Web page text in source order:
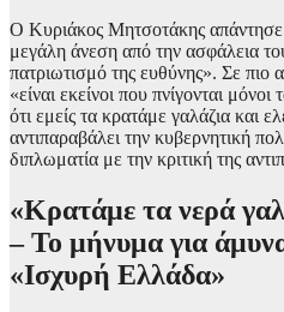
Ο Κυριάκος Μητσοτάκης
μεγάλη άνεση από την ασφάλεια
πατριωτισμό της ευθύνης». Σε
«είναι εκείνοι που πνίγονται
ότι εμείς τα κρατάμε γαλάζια και
αντιπαραβάλει την κυβερνητική
διπλωματία με την κριτική της
«Κρατάμε τα νερά
– Το μήνυμα για
«Ισχυρή Ελλάδα»